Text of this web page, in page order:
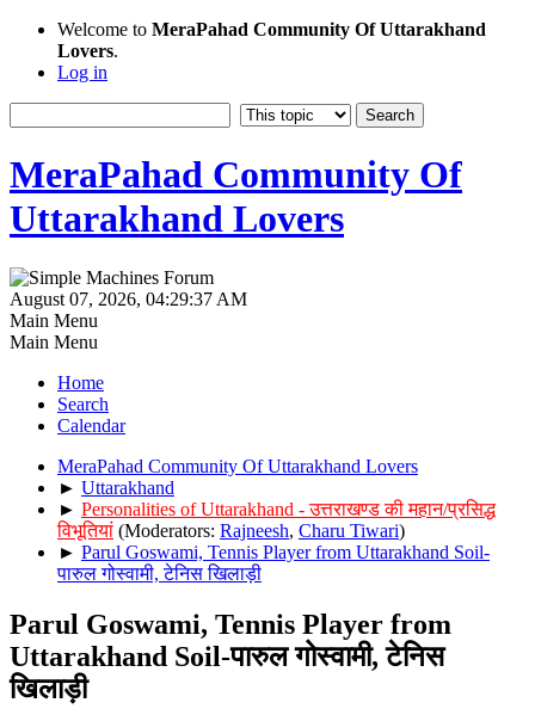
Welcome to MeraPahad Community Of Uttarakhand
Lovers.
Log in
MeraPahad Community Of
Uttarakhand Lovers
August 07, 2026, 04:29:37 AM
Main Menu
Main Menu
Home
Search
Calendar
MeraPahad Community Of Uttarakhand Lovers
► Uttarakhand
► Personalities of Uttarakhand - उत्तराखण्ड की महान/प्रसिद्ध
विभूतियां (Moderators: Rajneesh, Charu Tiwari)
► Parul Goswami, Tennis Player from Uttarakhand Soil-
पारुल गोस्वामी, टेनिस खिलाड़ी
Parul Goswami, Tennis Player from
Uttarakhand Soil-पारुल गोस्वामी, टेनिस
खिलाड़ी